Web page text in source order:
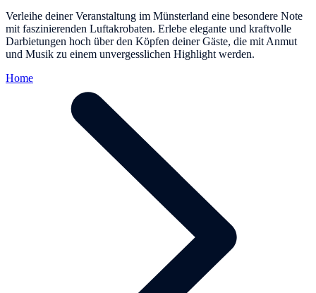
Verleihe deiner Veranstaltung im Münsterland eine besondere Note
mit faszinierenden Luftakrobaten. Erlebe elegante und kraftvolle
Darbietungen hoch über den Köpfen deiner Gäste, die mit Anmut
und Musik zu einem unvergesslichen Highlight werden.
Home